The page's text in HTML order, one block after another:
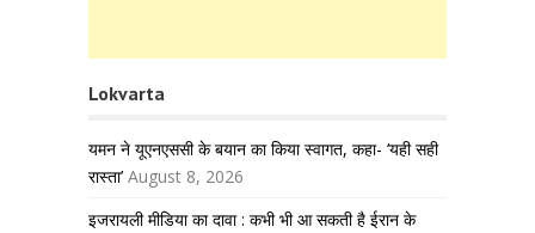
Lokvarta
यमन ने यूएनएससी के बयान का किया स्वागत, कहा- ‘यही सही
रास्ता’ August 8, 2026
इजरायली मीडिया का दावा : कभी भी आ सकती है ईरान के